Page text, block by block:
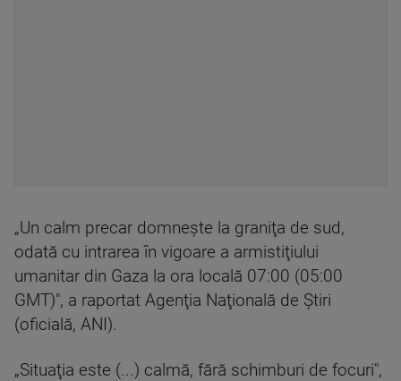
„Un calm precar domneşte la graniţa de sud,
odată cu intrarea în vigoare a armistiţiului
umanitar din Gaza la ora locală 07:00 (05:00
GMT)", a raportat Agenţia Naţională de Ştiri
(oficială, ANI).
„Situaţia este (...) calmă, fără schimburi de focuri",